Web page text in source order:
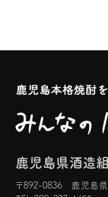
鹿児島県酒造
〒892-0836 鹿児島